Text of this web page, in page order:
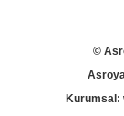
©
Kurumsal: